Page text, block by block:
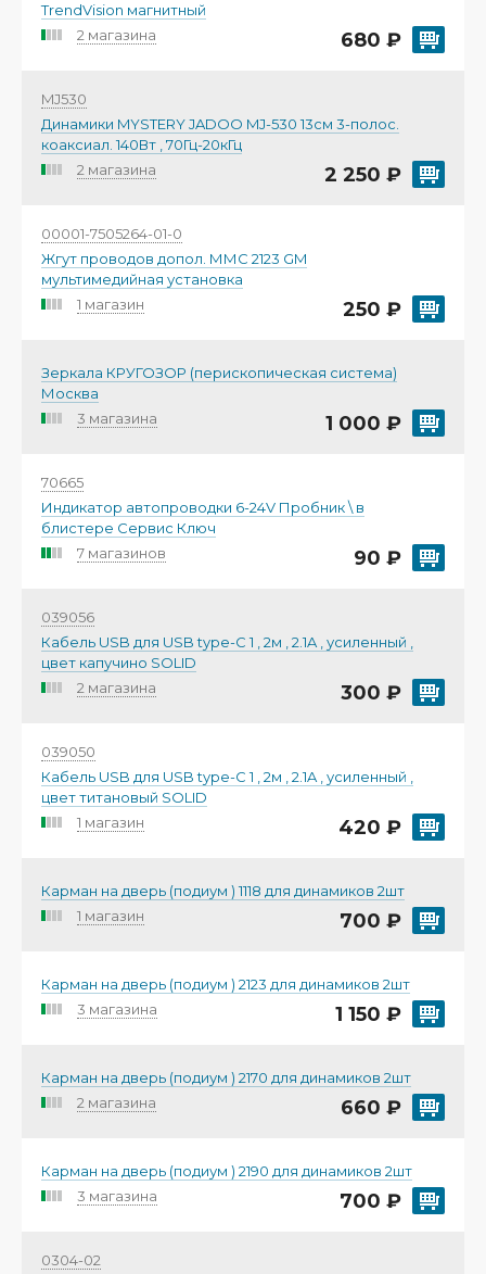
TrendVision магнитный
2 магазина
680 ₽
MJ530
Динамики MYSTERY JADOO MJ-530 13см 3-полос.
коаксиал. 140Вт , 70Гц-20кГц
2 магазина
2 250 ₽
00001-7505264-01-0
Жгут проводов допол. ММС 2123 GM
мультимедийная установка
1 магазин
250 ₽
Зеркала КРУГОЗОР (перископическая система)
Москва
3 магазина
1 000 ₽
70665
Индикатор автопроводки 6-24V Пробник \ в
блистере Сервис Ключ
7 магазинов
90 ₽
039056
Кабель USB для USB type-C 1 , 2м , 2.1A , усиленный ,
цвет капучино SOLID
2 магазина
300 ₽
039050
Кабель USB для USB type-C 1 , 2м , 2.1A , усиленный ,
цвет титановый SOLID
1 магазин
420 ₽
Карман на дверь (подиум ) 1118 для динамиков 2шт
1 магазин
700 ₽
Карман на дверь (подиум ) 2123 для динамиков 2шт
3 магазина
1 150 ₽
Карман на дверь (подиум ) 2170 для динамиков 2шт
2 магазина
660 ₽
Карман на дверь (подиум ) 2190 для динамиков 2шт
3 магазина
700 ₽
0304-02